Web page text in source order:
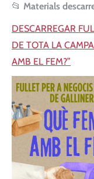
📂 Materials
DESCARREGAR
DE TOTA LA
AMB EL FEM?”